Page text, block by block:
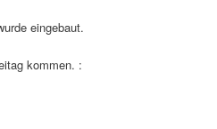
eingebaut.
kommen. :